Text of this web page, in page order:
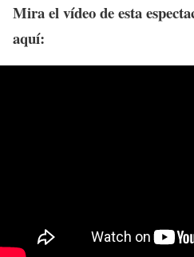
Mira el vídeo de esta
aquí: